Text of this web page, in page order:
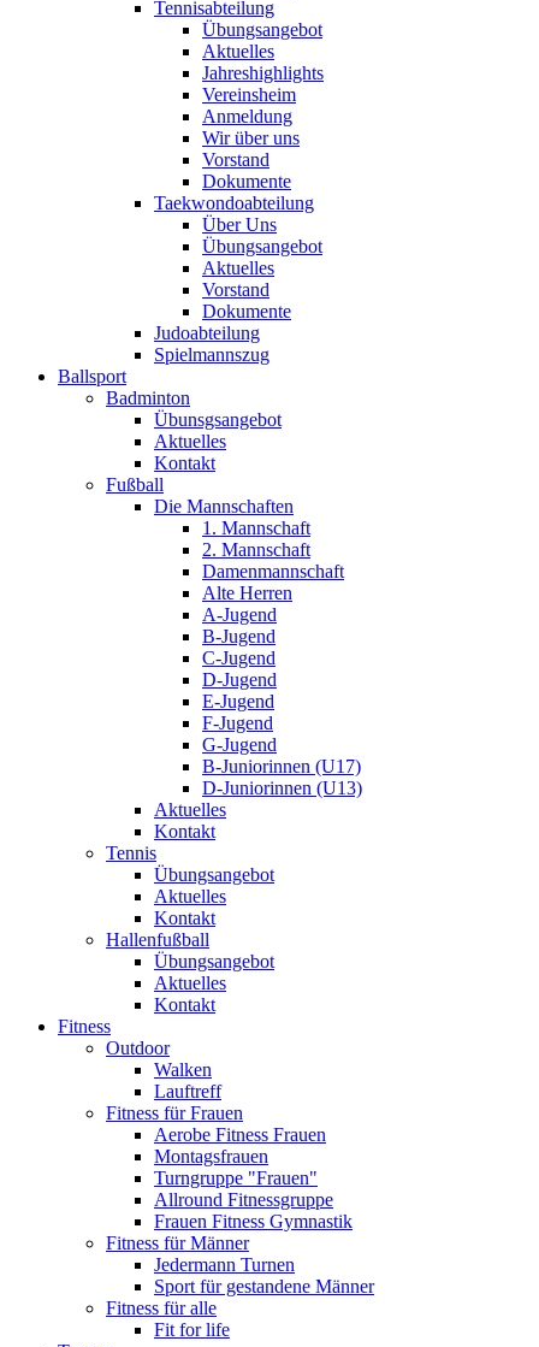
Tennisabteilung
Übungsangebot
Aktuelles
Jahreshighlights
Vereinsheim
Anmeldung
Wir über uns
Vorstand
Dokumente
Taekwondoabteilung
Über Uns
Übungsangebot
Aktuelles
Vorstand
Dokumente
Judoabteilung
Spielmannszug
Ballsport
Badminton
Übunsgsangebot
Aktuelles
Kontakt
Fußball
Die Mannschaften
1. Mannschaft
2. Mannschaft
Damenmannschaft
Alte Herren
A-Jugend
B-Jugend
C-Jugend
D-Jugend
E-Jugend
F-Jugend
G-Jugend
B-Juniorinnen (U17)
D-Juniorinnen (U13)
Aktuelles
Kontakt
Tennis
Übungsangebot
Aktuelles
Kontakt
Hallenfußball
Übungsangebot
Aktuelles
Kontakt
Fitness
Outdoor
Walken
Lauftreff
Fitness für Frauen
Aerobe Fitness Frauen
Montagsfrauen
Turngruppe "Frauen"
Allround Fitnessgruppe
Frauen Fitness Gymnastik
Fitness für Männer
Jedermann Turnen
Sport für gestandene Männer
Fitness für alle
Fit for life